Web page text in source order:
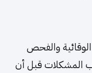
والفحص
المشكلات قبل أن